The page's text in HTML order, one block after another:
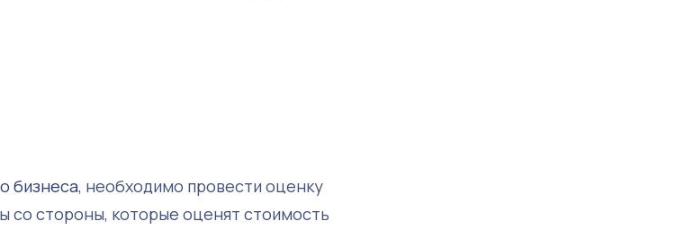
бизнеса, необходимо провести оценку
со стороны, которые оценят стоимость